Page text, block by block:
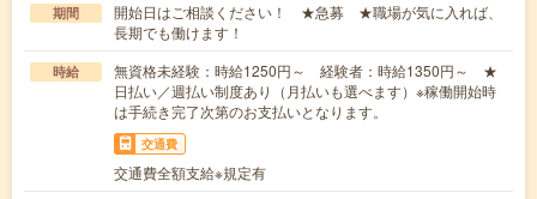
期間
開始日はご相談ください！ ★急募 ★職場が気に入れば、
長期でも働けます！
時給
無資格未経験：時給1250円～ 経験者：時給1350円～ ★
日払い／週払い制度あり（月払いも選べます）※稼働開始時
は手続き完了次第のお支払いとなります。
交通費
交通費全額支給※規定有